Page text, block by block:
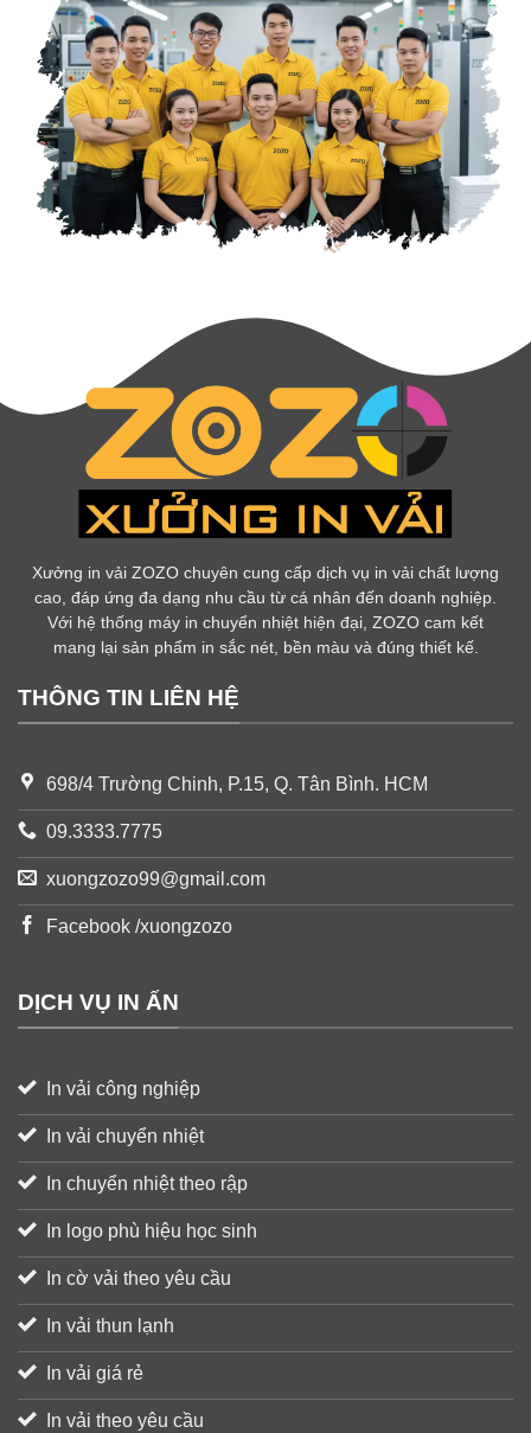
Xưởng in vải ZOZO chuyên cung cấp dịch vụ in vải chất lượng
cao, đáp ứng đa dạng nhu cầu từ cá nhân đến doanh nghiệp.
Với hệ thống máy in chuyển nhiệt hiện đại, ZOZO cam kết
mang lại sản phẩm in sắc nét, bền màu và đúng thiết kế.
THÔNG TIN LIÊN HỆ
698/4 Trường Chinh, P.15, Q. Tân Bình. HCM
09.3333.7775
xuongzozo99@gmail.com
Facebook /xuongzozo
DỊCH VỤ IN ẤN
In vải công nghiệp
In vải chuyển nhiệt
In chuyển nhiệt theo rập
In logo phù hiệu học sinh
In cờ vải theo yêu cầu
In vải thun lạnh
In vải giá rẻ
In vải theo yêu cầu